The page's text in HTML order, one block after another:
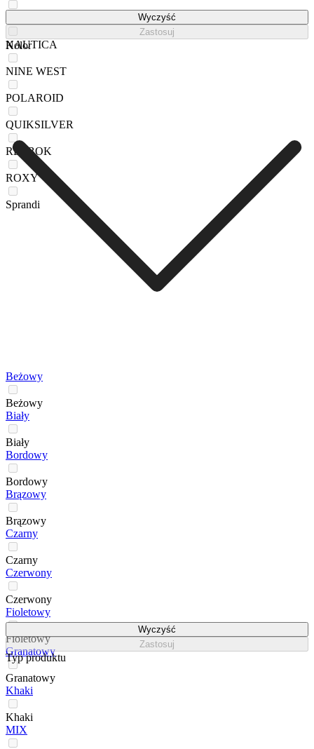
NAUTICA
NINE WEST
POLAROID
QUIKSILVER
REEBOK
ROXY
Sprandi
Wyczyść
Zastosuj
Kolor
Beżowy
Beżowy
Biały
Biały
Bordowy
Bordowy
Brązowy
Brązowy
Czarny
Czarny
Czerwony
Czerwony
Fioletowy
Fioletowy
Granatowy
Granatowy
Khaki
Khaki
MIX
Wyczyść
Zastosuj
Typ produktu